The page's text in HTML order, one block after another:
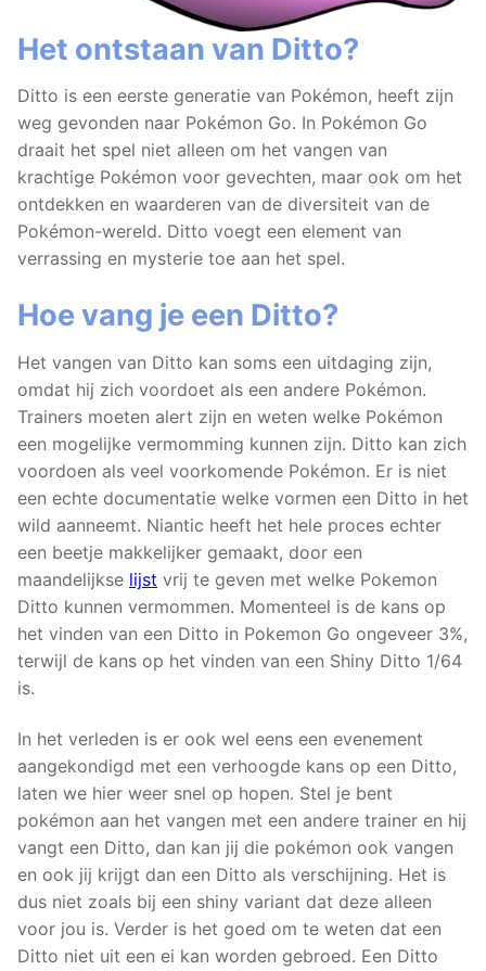
Het ontstaan van Ditto?
Ditto is een eerste generatie van Pokémon, heeft zijn
weg gevonden naar Pokémon Go. In Pokémon Go
draait het spel niet alleen om het vangen van
krachtige Pokémon voor gevechten, maar ook om het
ontdekken en waarderen van de diversiteit van de
Pokémon-wereld. Ditto voegt een element van
verrassing en mysterie toe aan het spel.
Hoe vang je een Ditto?
Het vangen van Ditto kan soms een uitdaging zijn,
omdat hij zich voordoet als een andere Pokémon.
Trainers moeten alert zijn en weten welke Pokémon
een mogelijke vermomming kunnen zijn. Ditto kan zich
voordoen als veel voorkomende Pokémon. Er is niet
een echte documentatie welke vormen een Ditto in het
wild aanneemt. Niantic heeft het hele proces echter
een beetje makkelijker gemaakt, door een
maandelijkse lijst vrij te geven met welke Pokemon
Ditto kunnen vermommen. Momenteel is de kans op
het vinden van een Ditto in Pokemon Go ongeveer 3%,
terwijl de kans op het vinden van een Shiny Ditto 1/64
is.
In het verleden is er ook wel eens een evenement
aangekondigd met een verhoogde kans op een Ditto,
laten we hier weer snel op hopen. Stel je bent
pokémon aan het vangen met een andere trainer en hij
vangt een Ditto, dan kan jij die pokémon ook vangen
en ook jij krijgt dan een Ditto als verschijning. Het is
dus niet zoals bij een shiny variant dat deze alleen
voor jou is. Verder is het goed om te weten dat een
Ditto niet uit een ei kan worden gebroed. Een Ditto